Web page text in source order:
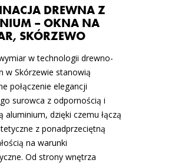
DREWNA Z
– OKNA NA
SKÓRZEWO
w technologii drewno-
w Skórzewie stanowią
połączenie elegancji
surowca z odpornością i
aluminium, dzięki czemu łączą
z ponadprzeciętną
na warunki
Od strony wnętrza